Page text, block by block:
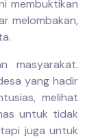
membuktikan
melombakan,
masyarakat.
yang hadir
melihat
untuk tidak
juga untuk